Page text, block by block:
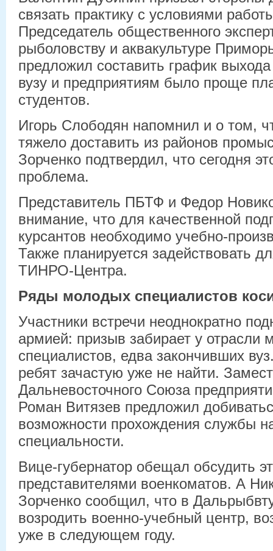
связать практику с условиями
Председатель общественного
рыболовству и аквакультуре
предложил составить график
вузу и предприятиям было проще
студентов.
Игорь Слободян напомнил и о том,
тяжело доставить из районов
Зорченко подтвердил, что сегодня
проблема.
Представитель ПБТФ и Федор
внимание, что для качественной
курсантов необходимо учебно-
Также планируется задействовать
ТИНРО-Центра.
Ряды молодых специалистов
Участники встречи неоднократно
армией: призыв забирает у отрасли
специалистов, едва закончивших
ребят зачастую уже не найти.
Дальневосточного Союза
Роман Витязев предложил
возможности прохождения службы
специальности.
Вице-губернатор обещал обсудить
представителями военкоматов. А
Зорченко сообщил, что в
возродить военно-учебный центр,
уже в следующем году.